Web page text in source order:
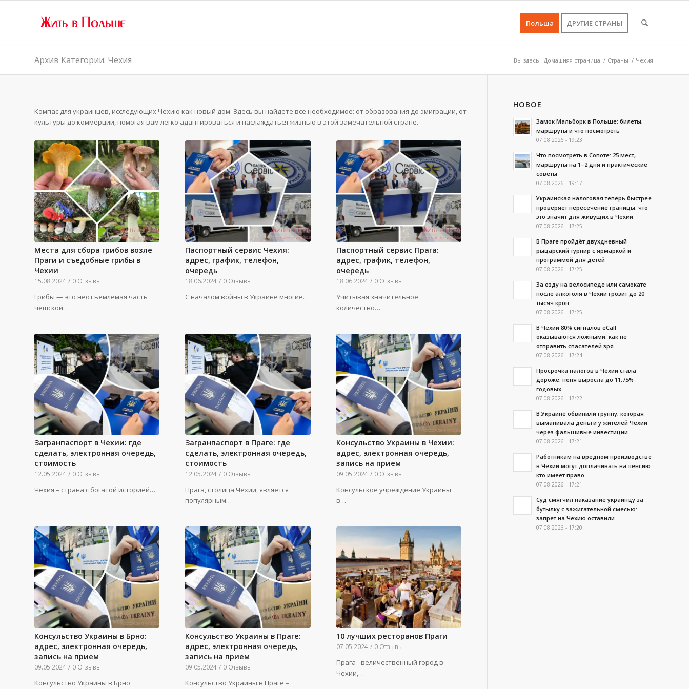
Польша ДРУГИЕ СТРАНЫ
Архив Категории: Чехия Вы здесь: Домашняя страница / Страны / Чехия
Компас для украинцев, исследующих Чехию как новый дом. Здесь вы найдете все необходимое: от образования до эмиграции, от
культуры до коммерции, помогая вам легко адаптироваться и наслаждаться жизнью в этой замечательной стране.
Места для сбора грибов возле
Праги и съедобные грибы в
Чехии
15.08.2024 / 0 Отзывы
Грибы — это неотъемлемая часть
чешской…
Паспортный сервис Чехия:
адрес, график, телефон,
очередь
18.06.2024 / 0 Отзывы
С началом войны в Украине многие…
Паспортный сервис Прага:
адрес, график, телефон,
очередь
18.06.2024 / 0 Отзывы
Учитывая значительное
количество…
Загранпаспорт в Чехии: где
сделать, электронная очередь,
стоимость
12.05.2024 / 0 Отзывы
Чехия – страна с богатой историей…
Загранпаспорт в Праге: где
сделать, электронная очередь,
стоимость
12.05.2024 / 0 Отзывы
Прага, столица Чехии, является
популярным…
Консульство Украины в Чехии:
адрес, электронная очередь,
запись на прием
09.05.2024 / 0 Отзывы
Консульское учреждение Украины
в…
Консульство Украины в Брно:
адрес, электронная очередь,
запись на прием
09.05.2024 / 0 Отзывы
Консульство Украины в Брно
Консульство Украины в Праге:
адрес, электронная очередь,
запись на прием
09.05.2024 / 0 Отзывы
Консульство Украины в Праге –
10 лучших ресторанов Праги
07.05.2024 / 0 Отзывы
Прага - величественный город в
Чехии,…
НОВОЕ
Замок Мальборк в Польше: билеты,
маршруты и что посмотреть
07.08.2026 - 19:23
Что посмотреть в Сопоте: 25 мест,
маршруты на 1–2 дня и практические
советы
07.08.2026 - 19:17
Украинская налоговая теперь быстрее
проверяет пересечение границы: что
это значит для живущих в Чехии
07.08.2026 - 17:25
В Праге пройдёт двухдневный
рыцарский турнир с ярмаркой и
программой для детей
07.08.2026 - 17:25
За езду на велосипеде или самокате
после алкоголя в Чехии грозит до 20
тысяч крон
07.08.2026 - 17:25
В Чехии 80% сигналов eCall
оказываются ложными: как не
отправить спасателей зря
07.08.2026 - 17:24
Просрочка налогов в Чехии стала
дороже: пеня выросла до 11,75%
годовых
07.08.2026 - 17:22
В Украине обвинили группу, которая
выманивала деньги у жителей Чехии
через фальшивые инвестиции
07.08.2026 - 17:21
Работникам на вредном производстве
в Чехии могут доплачивать на пенсию:
кто имеет право
07.08.2026 - 17:21
Суд смягчил наказание украинцу за
бутылку с зажигательной смесью:
запрет на Чехию оставили
07.08.2026 - 17:20